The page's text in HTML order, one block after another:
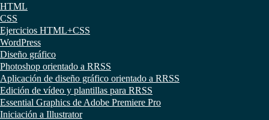
HTML
CSS
Ejercicios HTML+CSS
WordPress
Diseño gráfico
Photoshop orientado a RRSS
Aplicación de diseño gráfico orientado a RRSS
Edición de vídeo y plantillas para RRSS
Essential Graphics de Adobe Premiere Pro
Iniciación a Illustrator